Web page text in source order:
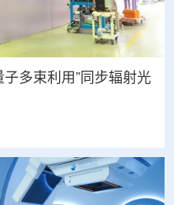
子多束利用”同步辐射光